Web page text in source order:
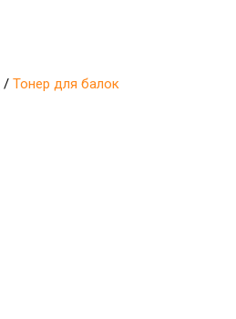
/ Тонер для балок